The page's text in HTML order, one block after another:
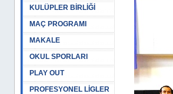
KULÜPLER BİRLİĞİ
MAÇ PROGRAMI
MAKALE
OKUL SPORLARI
PLAY OUT
PROFESYONEL LİGLER